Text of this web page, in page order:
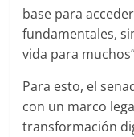
base para
fundamentales,
vida para
Para esto, el
con un marco
transformación